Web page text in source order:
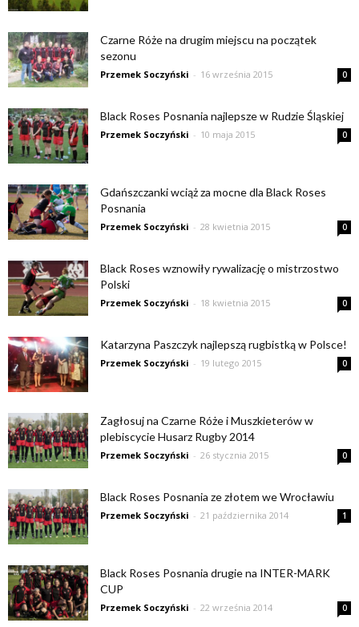
Czarne Róże na drugim miejscu na początek
sezonu
Przemek Soczyński - 16 września 2015 0
Black Roses Posnania najlepsze w Rudzie Śląskiej
Przemek Soczyński - 10 maja 2015 0
Gdańszczanki wciąż za mocne dla Black Roses
Posnania
Przemek Soczyński - 28 kwietnia 2015 0
Black Roses wznowiły rywalizację o mistrzostwo
Polski
Przemek Soczyński - 18 kwietnia 2015 0
Katarzyna Paszczyk najlepszą rugbistką w Polsce!
Przemek Soczyński - 19 lutego 2015 0
Zagłosuj na Czarne Róże i Muszkieterów w
plebiscycie Husarz Rugby 2014
Przemek Soczyński - 26 stycznia 2015 0
Black Roses Posnania ze złotem we Wrocławiu
Przemek Soczyński - 21 października 2014 1
Black Roses Posnania drugie na INTER-MARK
CUP
Przemek Soczyński - 22 września 2014 0